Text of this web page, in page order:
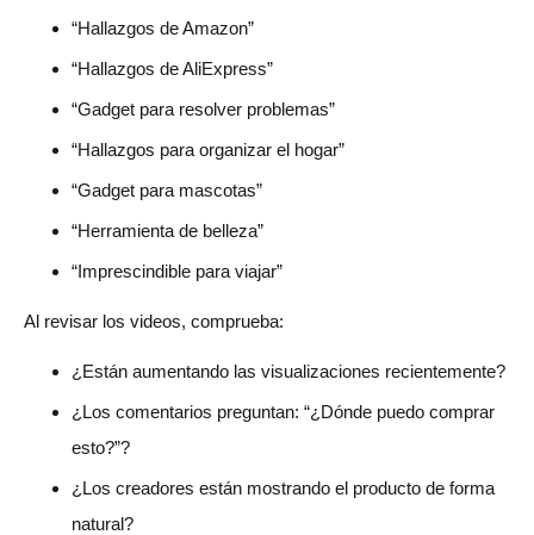
“Hallazgos de Amazon”
“Hallazgos de AliExpress”
“Gadget para resolver problemas”
“Hallazgos para organizar el hogar”
“Gadget para mascotas”
“Herramienta de belleza”
“Imprescindible para viajar”
Al revisar los videos, comprueba:
¿Están aumentando las visualizaciones recientemente?
¿Los comentarios preguntan: “¿Dónde puedo comprar
esto?”?
¿Los creadores están mostrando el producto de forma
natural?